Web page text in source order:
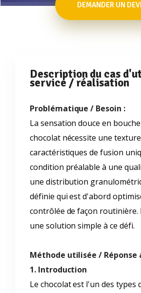
DEMANDER UN
Description du cas
service / réalisation
Problématique / Besoin :
La sensation douce en
chocolat nécessite une
caractéristiques de fusion
condition préalable à une
une distribution
définie qui est d'abord
contrôlée de façon routinière.
une solution simple à ce défi.
Méthode utilisée / Réponse
1. Introduction
Le chocolat est l'un des types